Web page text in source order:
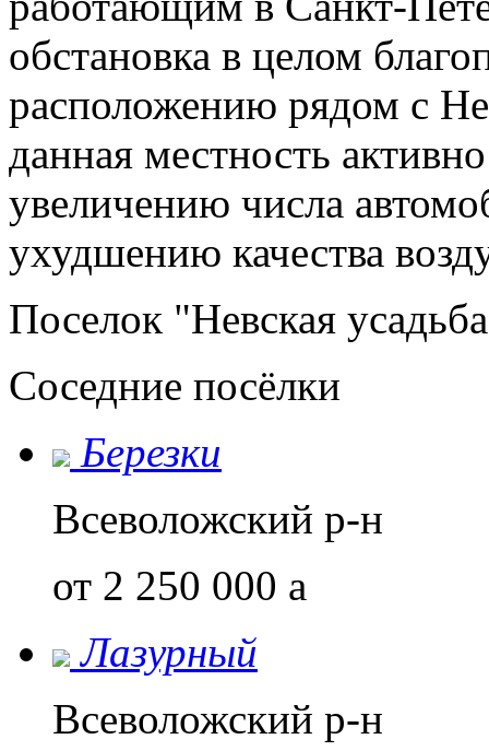
обстановка в целом
расположению рядом с
данная местность
увеличению числа
ухудшению качества
Поселок "Невская
Соседние посёлки
Березки
Всеволожский р-н
от 2 250 000 a
Лазурный
Всеволожский р-н